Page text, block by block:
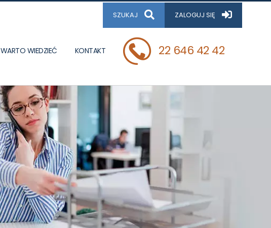
ZALOGUJ SIĘ
SZUKAJ
WARTO WIEDZIEĆ KONTAKT 22 646 42 42